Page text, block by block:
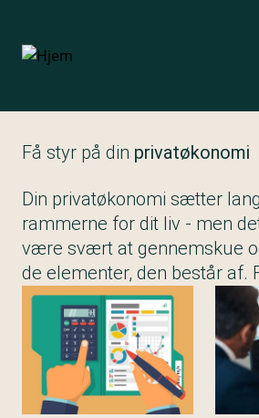
hovedindhold
Få styr på din privatøkonomi
Din privatøkonomi sætter
rammerne for dit liv - men
være svært at gennemskue
de elementer, den består af.